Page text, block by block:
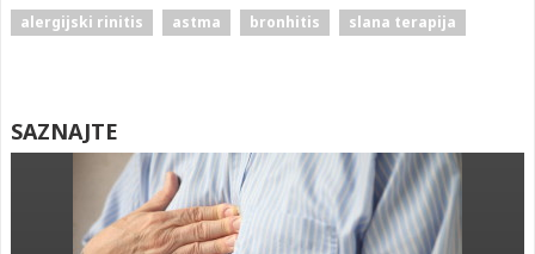
alergijski rinitis astma bronhitis slana terapija
SAZNAJTE